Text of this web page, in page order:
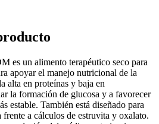
es un alimento terapéutico seco para
apoyar el manejo nutricional de la
alta en proteínas y baja en
la formación de glucosa y a favorecer
estable. También está diseñado para
a cálculos de estruvita y oxalato.